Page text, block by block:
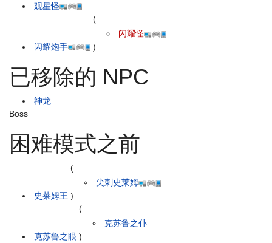
观星怪
闪耀炮手
(
闪耀怪
)
已移除的 NPC
神龙
Boss
困难模式之前
史莱姆王
(
尖刺史莱姆
)
克苏鲁之眼
(
克苏鲁之仆
)